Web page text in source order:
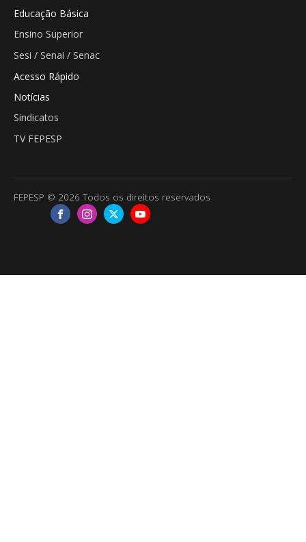
Educação Básica
Ensino Superior
Sesi / Senai / Senac
Acesso Rápido
Notícias
Sindicatos
TV FEPESP
FEPESP © 2026 Todos os direitos reservados